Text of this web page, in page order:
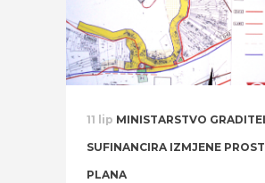
11 lip MINISTARSTVO
SUFINANCIRA IZMJENE
PLANA